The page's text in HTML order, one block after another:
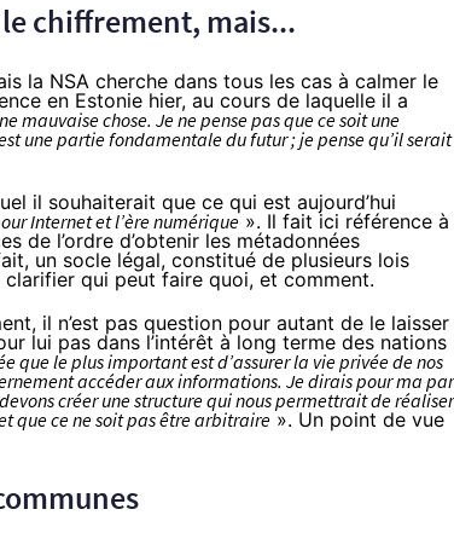
chiffrement, mais...
la NSA cherche dans tous les cas à calmer le
en Estonie hier, au cours de laquelle il a
mauvaise chose. Je ne pense pas que ce soit une
une partie fondamentale du futur ; je pense qu’il serait
il souhaiterait que ce qui est aujourd’hui
Internet et l’ère numérique». Il fait ici référence à
de l’ordre d’obtenir les métadonnées
un socle légal, constitué de plusieurs lois
qui peut faire quoi, et comment.
il n’est pas question pour autant de le laisser
lui pas dans l’intérêt à long terme des nations
que le plus important est d’assurer la vie privée de nos
accéder aux informations. Je dirais pour ma
créer une structure qui nous permettrait de réaliser
que ce ne soit pas être arbitraire ». Un point de vue